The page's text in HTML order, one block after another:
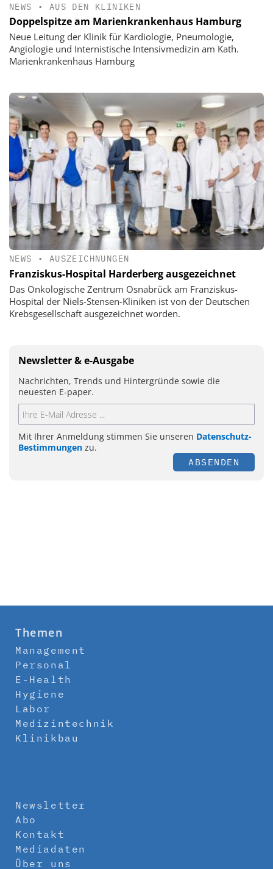
NEWS • AUS DEN KLINIKEN
Doppelspitze am Marienkrankenhaus Hamburg
Neue Leitung der Klinik für Kardiologie, Pneumologie,
Angiologie und Internistische Intensivmedizin am Kath.
Marienkrankenhaus Hamburg
NEWS • AUSZEICHNUNGEN
Franziskus-Hospital Harderberg ausgezeichnet
Das Onkologische Zentrum Osnabrück am Franziskus-
Hospital der Niels-Stensen-Kliniken ist von der Deutschen
Krebsgesellschaft ausgezeichnet worden.
Newsletter & e-Ausgabe
Nachrichten, Trends und Hintergründe sowie die
neuesten E-paper.
Mit Ihrer Anmeldung stimmen Sie unseren Datenschutz-
Bestimmungen zu.
ABSENDEN
Themen
Management
Personal
E-Health
Hygiene
Labor
Medizintechnik
Klinikbau
Newsletter
Abo
Kontakt
Mediadaten
Über uns